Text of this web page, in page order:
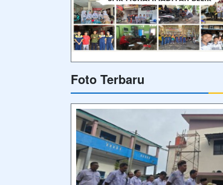
Foto Terbaru